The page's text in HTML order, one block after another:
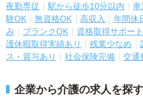
夜勤専従 駅から徒歩10分以内 車
験OK
無資格OK 高収入 年間休
み
ブランクOK 資格取得サポート
護休暇取得実績あり
残業少なめ
ス・賞与あり
社会保険完備 交通
企業から介護の求人を探す